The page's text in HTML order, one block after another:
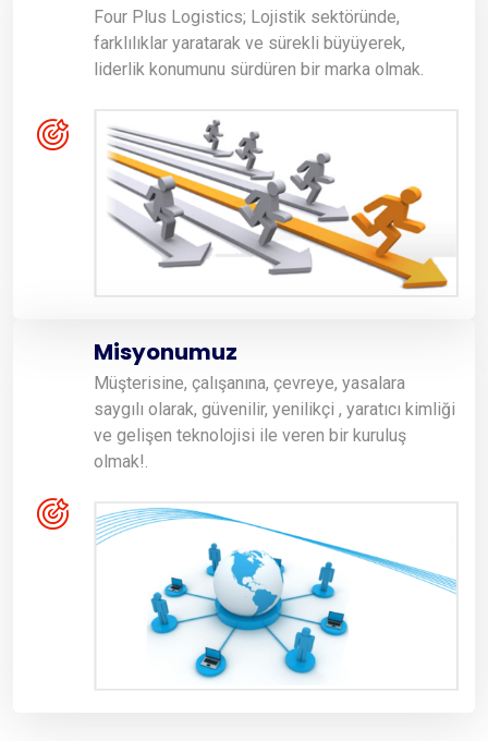
Four Plus Logistics; Lojistik sektöründe,
farklılıklar yaratarak ve sürekli büyüyerek,
liderlik konumunu sürdüren bir marka olmak.
Misyonumuz
Müşterisine, çalışanına, çevreye, yasalara
saygılı olarak, güvenilir, yenilikçi , yaratıcı kimliği
ve gelişen teknolojisi ile veren bir kuruluş
olmak!.